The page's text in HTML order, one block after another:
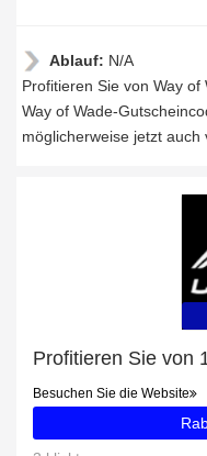
Ablauf: N/A
Profitieren Sie von Way
Way of Wade-
möglicherweise jetzt
Besuchen Sie die Website